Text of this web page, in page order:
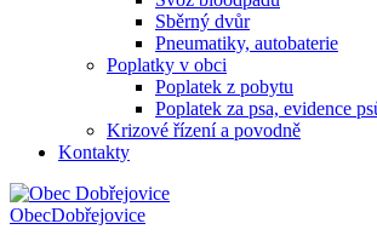
Sběrný dvůr
Pneumatiky, autobaterie
Poplatky v obci
Poplatek z pobytu
Poplatek za psa, evidence
Krizové řízení a povodně
Kontakty
ObecDobřejovice